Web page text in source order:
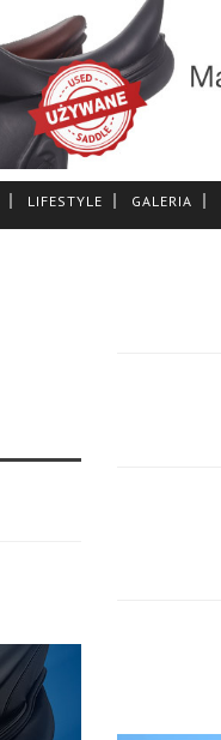
LIFESTYLE GALERIA